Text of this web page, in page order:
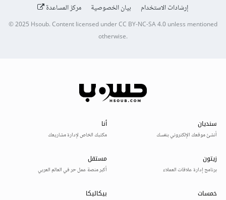
إرشادات الاستخدام
بيان الخصوصية مركز المساعدة
© 2025Hsoub.Content licensed underCC BY-NC-SA 4.0unless mentioned
otherwise.